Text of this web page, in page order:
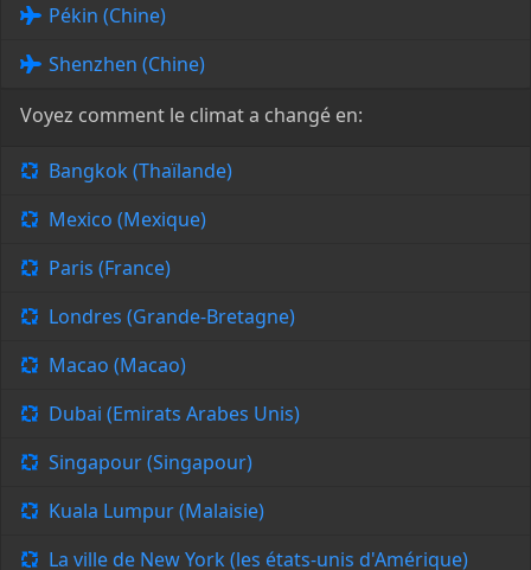
Pékin (Chine)
Shenzhen (Chine)
Voyez comment le climat a changé en:
Bangkok (Thaïlande)
Mexico (Mexique)
Paris (France)
Londres (Grande-Bretagne)
Macao (Macao)
Dubai (Emirats Arabes Unis)
Singapour (Singapour)
Kuala Lumpur (Malaisie)
La ville de New York (les états-unis d'Amérique)